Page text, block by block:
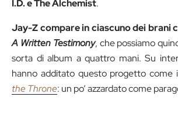
I.D. e The Alchemist.
Jay-Z compare in ciascuno dei brani
A Written Testimony, che possiamo
sorta di album a quattro mani. Su
hanno additato questo progetto come
the Throne: un po’ azzardato come